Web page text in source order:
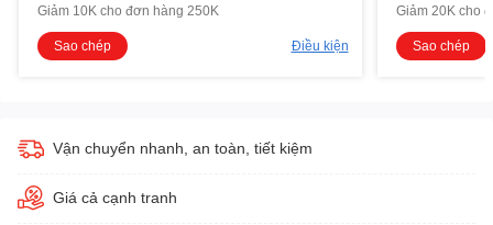
Giảm 10K cho đơn hàng 250K
Sao chép Điều kiện
Giảm 20K cho
Sao chép
Vận chuyển nhanh, an toàn, tiết kiệm
Giá cả cạnh tranh